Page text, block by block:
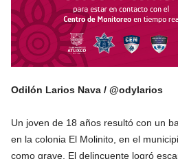
Odilón Larios Nava / @odylarios
Un joven de 18 años resultó con un
en la colonia El Molinito, en el
como grave. El delincuente logró